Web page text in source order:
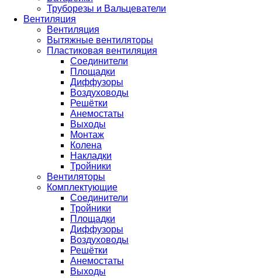
Труборезы и Вальцеватели
Вентиляция
Вентиляция
Вытяжные вентиляторы
Пластиковая вентиляция
Соединители
Площадки
Диффузоры
Воздуховоды
Решётки
Анемостаты
Выходы
Монтаж
Колена
Накладки
Тройники
Вентиляторы
Комплектующие
Соединители
Тройники
Площадки
Диффузоры
Воздуховоды
Решётки
Анемостаты
Выходы